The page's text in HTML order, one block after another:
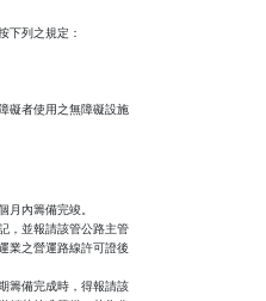
下列之規定：
礙者使用之無障礙設施
月內籌備完竣。
，並報請該管公路主管
業之營運路線許可證後
籌備完成時，得報請該